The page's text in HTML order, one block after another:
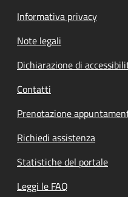
Informativa privacy
Note legali
Dichiarazione di
Contatti
Prenotazione
Richiedi assistenza
Statistiche del portale
Leggi le FAQ